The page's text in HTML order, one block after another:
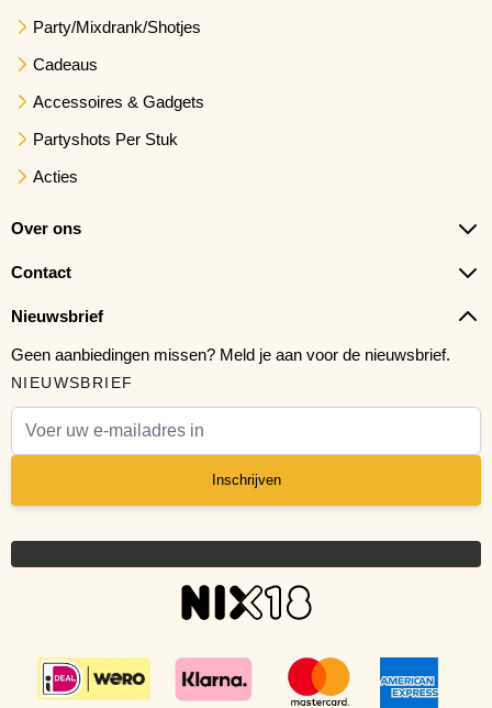
Party/Mixdrank/Shotjes
Cadeaus
Accessoires & Gadgets
Partyshots Per Stuk
Acties
Over ons
Contact
Nieuwsbrief
Geen aanbiedingen missen? Meld je aan voor de nieuwsbrief.
NIEUWSBRIEF
Inschrijven